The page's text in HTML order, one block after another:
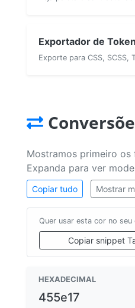
Exportador de
Exporte para CSS, SCSS,
Mostramos primeiro os
Expanda para ver
Copiar tudo Mostrar
Quer usar esta cor no seu
Copiar snippet
HEXADECIMAL
455e17